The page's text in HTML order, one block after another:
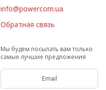
info@powercom.ua
Обратная связь
Мы будем посылать вам только
самые лучшие предложения